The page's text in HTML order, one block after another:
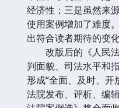
经济性；三是虽然来
使用案例增加了难度
出符合读者期待的变
改版后的《人民法
判面貌、司法水平和
形成“全面、及时、
法院发布、评析、编